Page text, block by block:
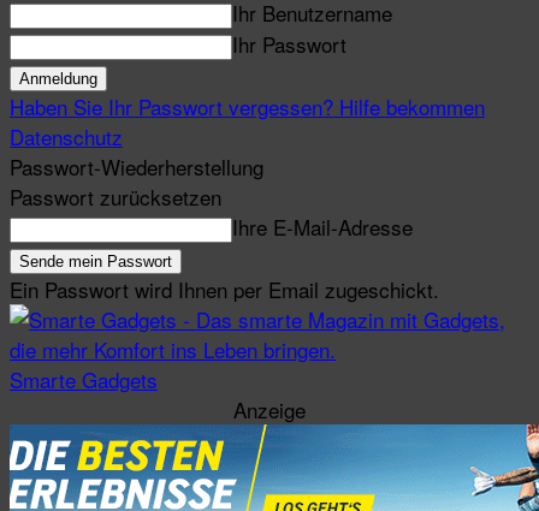
Ihr Benutzername
Ihr Passwort
Haben Sie Ihr Passwort vergessen? Hilfe bekommen
Datenschutz
Passwort-Wiederherstellung
Passwort zurücksetzen
Ihre E-Mail-Adresse
Ein Passwort wird Ihnen per Email zugeschickt.
Smarte Gadgets
Anzeige